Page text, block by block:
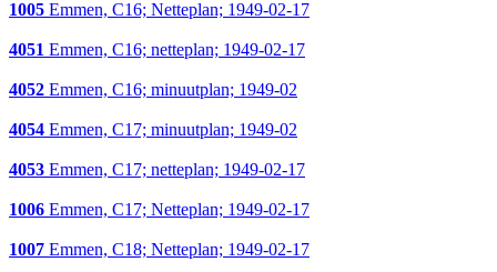
1005 Emmen, C16; Netteplan; 1949-02-17
4051 Emmen, C16; netteplan; 1949-02-17
4052 Emmen, C16; minuutplan; 1949-02
4054 Emmen, C17; minuutplan; 1949-02
4053 Emmen, C17; netteplan; 1949-02-17
1006 Emmen, C17; Netteplan; 1949-02-17
1007 Emmen, C18; Netteplan; 1949-02-17